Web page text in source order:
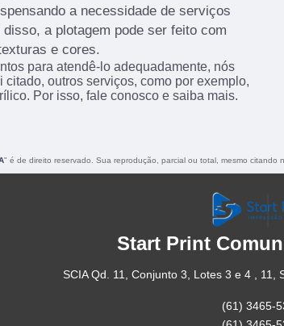
a necessidade de serviços
a plotagem pode ser feito com
e cores.
para atendê-lo adequadamente, nós
outros serviços, como por exemplo,
Por isso, fale conosco e saiba mais.
" é de direito reservado. Sua reprodução, parcial ou total, mesmo
Start Print
SCIA Qd. 11, Conjunto 3, Lotes 3 e 4 , 11,
(61) 3465-